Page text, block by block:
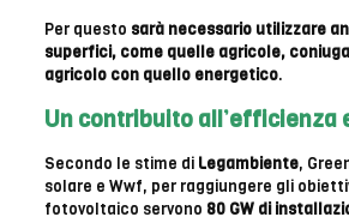
Per questo sarà necessario utilizzare
superfici, come quelle agricole,
agricolo con quello energetico.
Un contribuito all’efficienza
Secondo le stime di Legambiente,
solare e Wwf, per raggiungere gli
fotovoltaico servono 80 GW di